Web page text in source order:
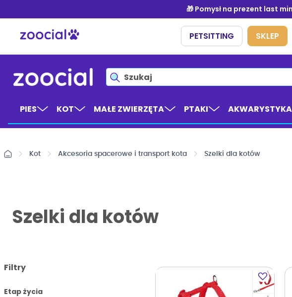
treści
PIES KOT MAŁE ZWIERZĘTA PTAKI AKWARYSTYKA
Kot Akcesoria spacerowe i transport kota Szelki dla kotów
Szelki dla kotów
Dodaj
do
ulubionych
Filtry
Etap życia